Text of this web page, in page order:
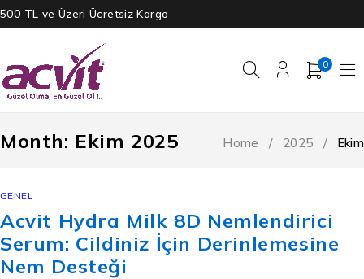
500 TL ve Üzeri Ücretsiz Kargo
0
Month: Ekim 2025 Home / 2025 / Ekim
GENEL
Acvit Hydra Milk 8D Nemlendirici
Serum: Cildiniz İçin Derinlemesine
Nem Desteği